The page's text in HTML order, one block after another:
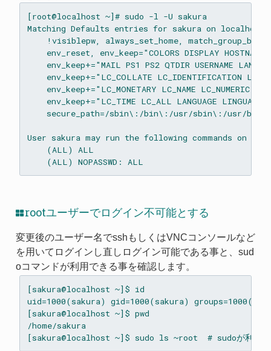
[root@localhost ~]# sudo -l -U sakura
Matching Defaults entries for sakura on localhost:
!visiblepw, always_set_home,
env_reset, env_keep="COLORS DISPLAY HOSTNAME
env_keep+="MAIL PS1 PS2 QTDIR USERNAME LANG
env_keep+="LC_COLLATE LC_IDENTIFICATION
env_keep+="LC_MONETARY LC_NAME LC_NUMERIC
env_keep+="LC_TIME LC_ALL LANGUAGE LINGUAS
    secure_path=/sbin\:/bin\:/usr/sbin\:/usr/bin
User sakura may run the following commands on
    (ALL) ALL
rootユーザーでログイン不可能とする
変更後のユーザー名でsshもしくはVNCコンソールなど
を用いてログインし直しログイン可能である事と、sud
oコマンドが利用できる事を確認します。
[sakura@localhost ~]$ id
uid=1000(sakura) gid=1000(sakura)
[sakura@localhost ~]$ pwd
/home/sakura